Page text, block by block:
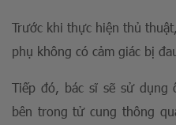
Trước khi thực hiện thủ
phụ không có cảm giác bị
Tiếp đó, bác sĩ sẽ sử dụng
bên trong tử cung thông